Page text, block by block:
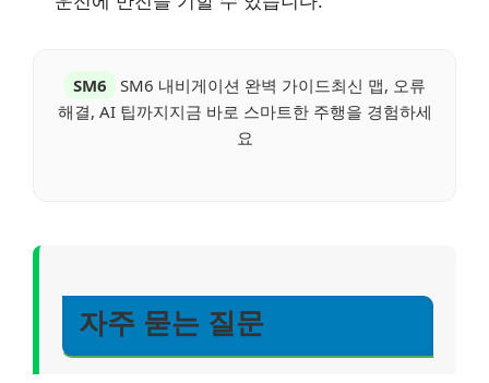
SM6
SM6 내비게이션 완벽 가이드최신 맵, 오류
해결, AI 팁까지지금 바로 스마트한 주행을 경험하세
요
자주 묻는 질문